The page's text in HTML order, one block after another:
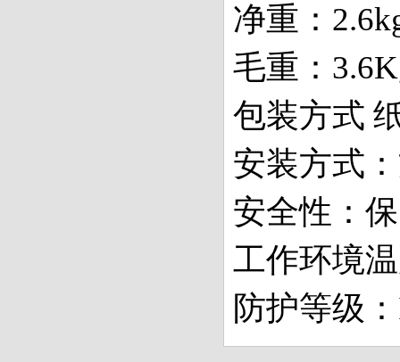
净重：
毛重：
包装方式
安装方式
安全性：
工作环境
防护等级